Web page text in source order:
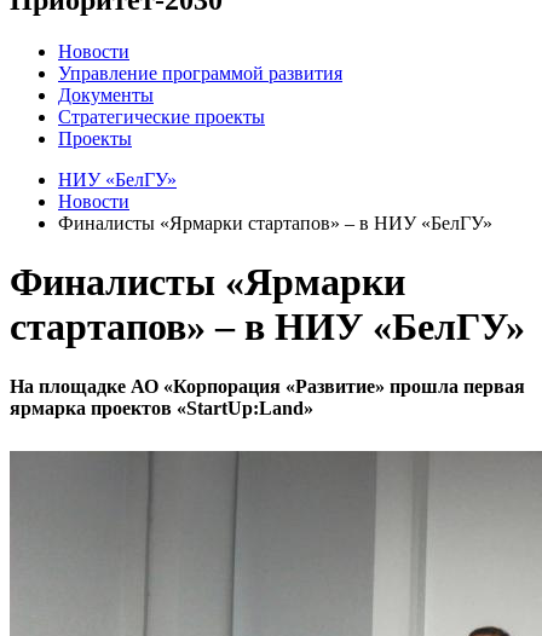
Новости
Управление программой развития
Документы
Стратегические проекты
Проекты
НИУ «БелГУ»
Новости
Финалисты «Ярмарки стартапов» – в НИУ «БелГУ»
Финалисты «Ярмарки
стартапов» – в НИУ «БелГУ»
На площадке АО «Корпорация «Развитие» прошла первая
ярмарка проектов «StartUp:Land»